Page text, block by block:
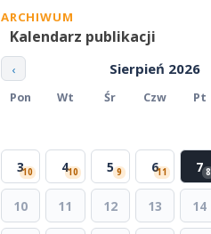
ARCHIWUM
Kalendarz publikacji
‹ Sierpień 2026
Pon Wt Śr Czw Pt
310 410 5 9 611 7 8
10 11 12 13 14